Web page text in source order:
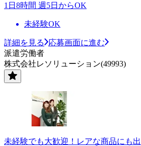
1日8時間 週5日からOK
未経験OK
詳細を見る
応募画面に進む
派遣労働者
株式会社レソリューション(49993)
未経験でも大歓迎！レアな商品にも